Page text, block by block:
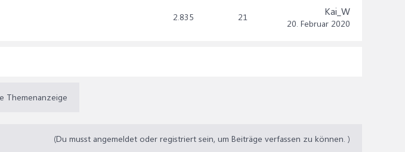
2.835 21 Kai_W
20. Februar 2020
Themenanzeige
(Du musst angemeldet oder registriert sein, um Beiträge verfassen zu können. )